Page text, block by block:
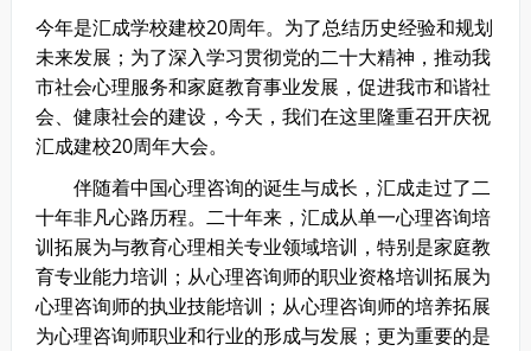
今年是汇成学校建校20周年。为了总结历史经验和规划
未来发展；为了深入学习贯彻党的二十大精神，推动我
市社会心理服务和家庭教育事业发展，促进我市和谐社
会、健康社会的建设，今天，我们在这里隆重召开庆祝
汇成建校20周年大会。
伴随着中国心理咨询的诞生与成长，汇成走过了二
十年非凡心路历程。二十年来，汇成从单一心理咨询培
训拓展为与教育心理相关专业领域培训，特别是家庭教
育专业能力培训；从心理咨询师的职业资格培训拓展为
心理咨询师的执业技能培训；从心理咨询师的培养拓展
为心理咨询师职业和行业的形成与发展；更为重要的是